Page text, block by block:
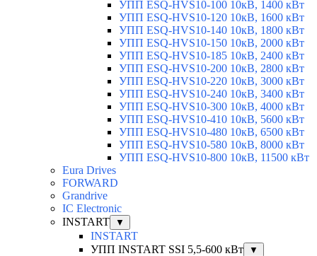
УПП ESQ-HVS10-100 10кВ, 1400 кВт
УПП ESQ-HVS10-120 10кВ, 1600 кВт
УПП ESQ-HVS10-140 10кВ, 1800 кВт
УПП ESQ-HVS10-150 10кВ, 2000 кВт
УПП ESQ-HVS10-185 10кВ, 2400 кВт
УПП ESQ-HVS10-200 10кВ, 2800 кВт
УПП ESQ-HVS10-220 10кВ, 3000 кВт
УПП ESQ-HVS10-240 10кВ, 3400 кВт
УПП ESQ-HVS10-300 10кВ, 4000 кВт
УПП ESQ-HVS10-410 10кВ, 5600 кВт
УПП ESQ-HVS10-480 10кВ, 6500 кВт
УПП ESQ-HVS10-580 10кВ, 8000 кВт
УПП ESQ-HVS10-800 10кВ, 11500 кВт
Eura Drives
FORWARD
Grandrive
IC Electronic
INSTART
▼
INSTART
УПП INSTART SSI 5,5-600 кВт
▼